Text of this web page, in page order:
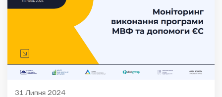
31 Липня 2024